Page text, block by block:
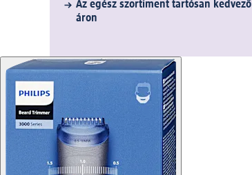
Az egész szortiment tartósan kedvező
áron